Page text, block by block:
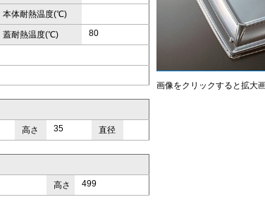
本体耐熱温度(℃)
蓋耐熱温度(℃) 80
高さ 35 直径
高さ 499
画像をクリックすると拡大